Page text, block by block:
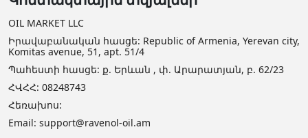
OIL MARKET LLC
Իրավաբանական հասցե: Republic of Armenia, Yerevan city,
Komitas avenue, 51, apt. 51/4
Պահեստի հասցե: ք. Երևան , փ. Արարատյան, բ. 62/23
ՀՎՀՀ: 08248743
Հեռախոս:
Email: support@ravenol-oil.am